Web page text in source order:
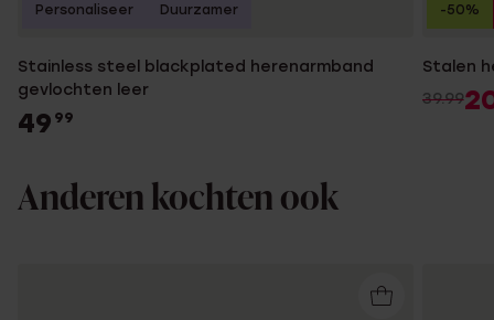
Stainless steel blackplated herenarmband
gevlochten leer
49 99
Personaliseer Duurzamer
Stalen
39.99
-50%
Anderen kochten ook